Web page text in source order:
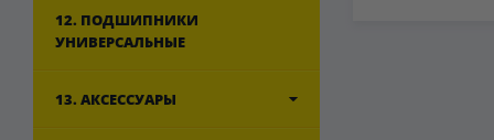
12. ПОДШИПНИКИ
УНИВЕРСАЛЬНЫЕ
13. АКСЕССУАРЫ